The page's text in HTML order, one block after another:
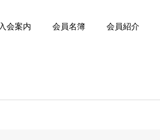
入会案内 会員名簿 会員紹介